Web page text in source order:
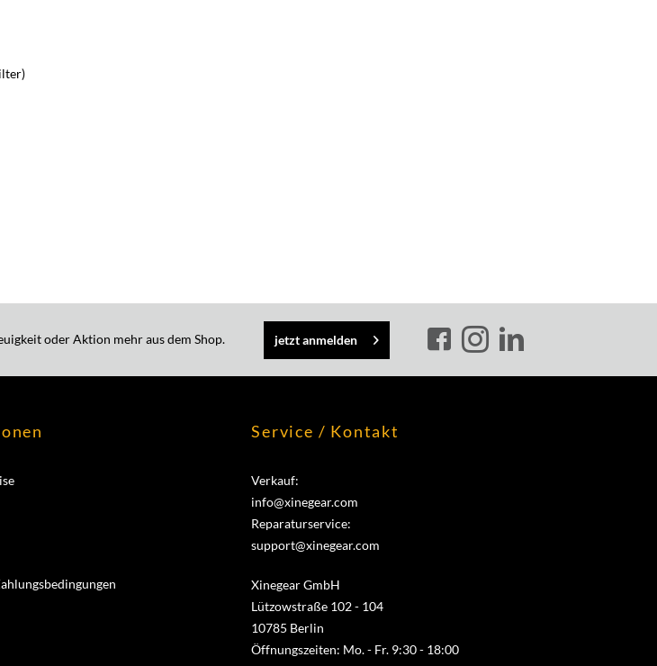
oder Aktion mehr aus dem Shop. jetzt anmelden
Service / Kontakt
Verkauf:
info@xinegear.com
Reparaturservice:
support@xinegear.com
Xinegear GmbH
Lützowstraße 102 - 104
10785 Berlin
Öffnungszeiten: Mo. - Fr. 9:30 - 18:00